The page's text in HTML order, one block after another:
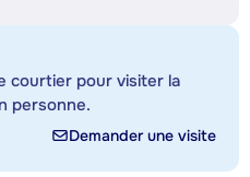
courtier pour visiter la
personne.
Demander une visite